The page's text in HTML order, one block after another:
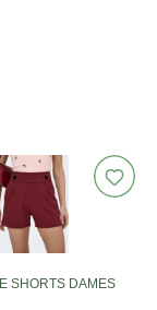
SHORTS DAMES